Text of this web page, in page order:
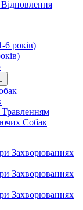
років)

Собак
Захворюваннях
Захворюваннях
Захворюваннях